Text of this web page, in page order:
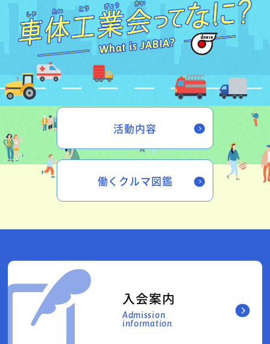
活動内容
働くクルマ図鑑
入会案内
Admission
information